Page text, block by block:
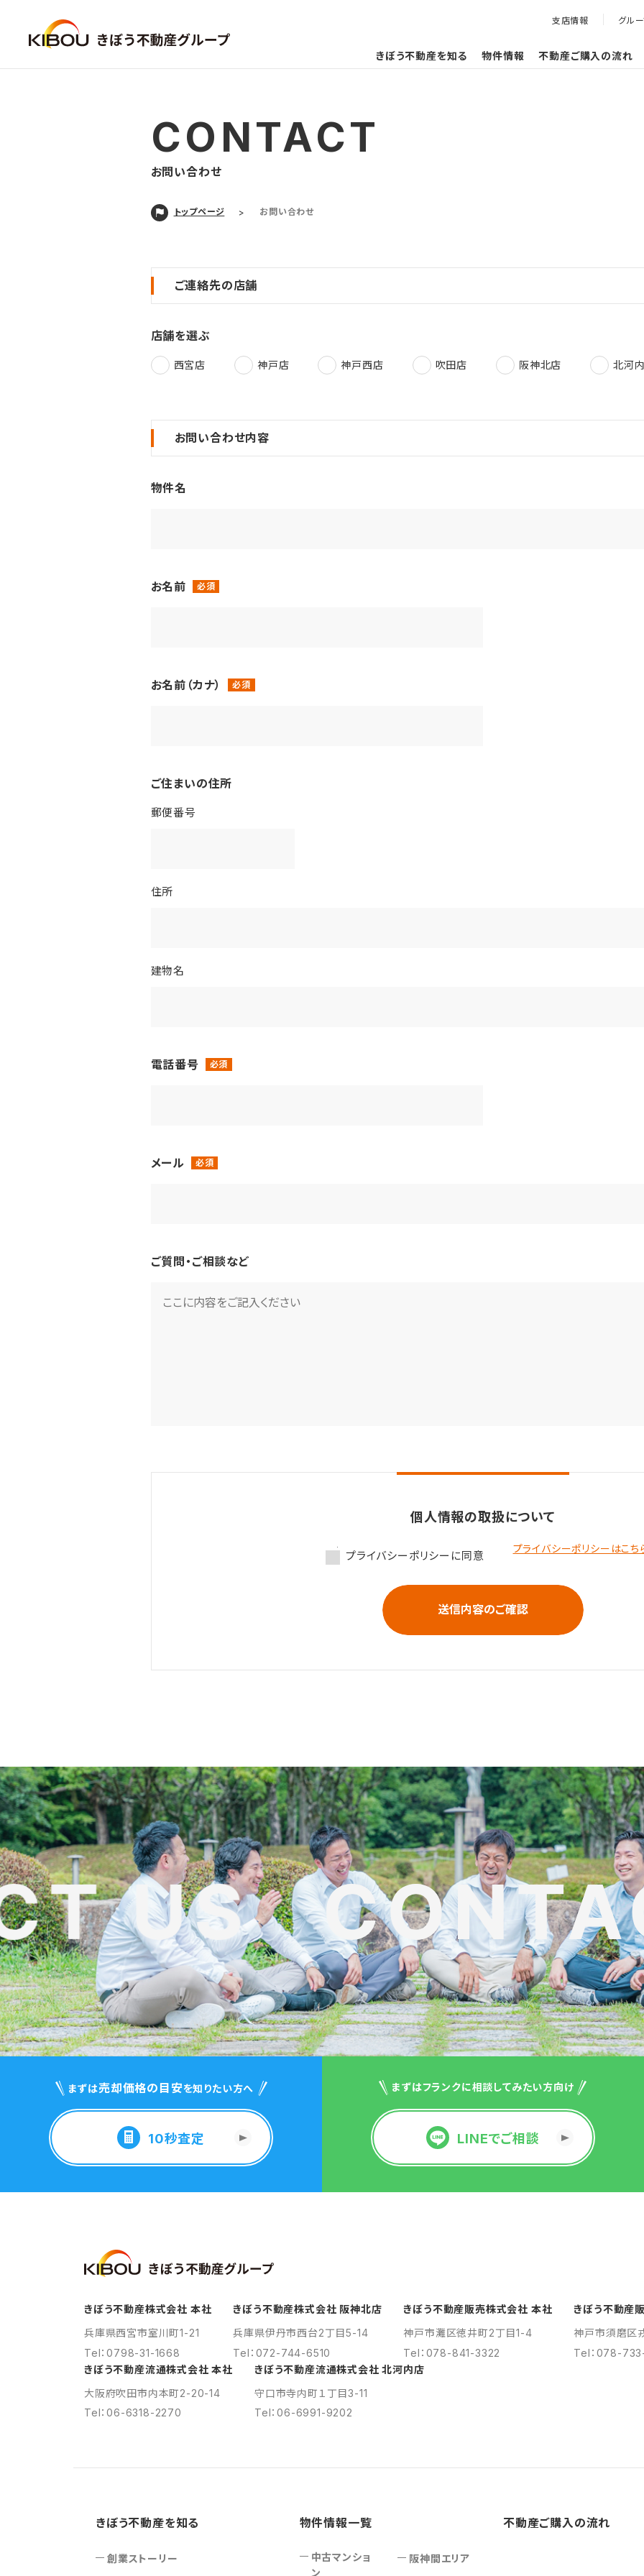
支店情報 グル
きぼう不動産を知る 物件情報 不動産ご購入の流れ
CONTACT
お問い合わせ
トップページ お問い合わせ
ご連絡先の店舗
店舗を選ぶ
西宮店 神戸店 神戸西店 吹田店 阪神北店 北河
お問い合わせ内容
物件名
お名前
お名前（カナ）
ご住まいの住所
郵便番号
住所
建物名
電話番号
メール
ご質問・ご相談など
個人情報の取扱について
プライバシーポリシーに同意
プライバシーポリシーはこち
まずは売却価格の目安を知りたい方へ
10秒査定
まずはフランクに相談してみたい方向け
LINEでご相談
きぼう不動産株式会社 本社
兵庫県西宮市室川町1-21
Tel：0798-31-1668
きぼう不動産株式会社 阪神北店
兵庫県伊丹市西台2丁目5-14
Tel：072-744-6510
きぼう不動産販売株式会社 本社
神戸市灘区徳井町2丁目1-4
Tel：078-841-3322
きぼう不動産
神戸市須磨区
Tel：078-
きぼう不動産流通株式会社 本社
大阪府吹田市内本町2-20-14
Tel：06-6318-2270
きぼう不動産流通株式会社 北河内店
守口市寺内町１丁目3-11
Tel：06-6991-9202
きぼう不動産を知る
創業ストーリー
物件情報一覧
中古マンショ
ン
阪神間エリア
不動産ご購入の流れ